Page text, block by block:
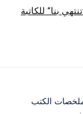
بنا” للكاتبة
الكتب